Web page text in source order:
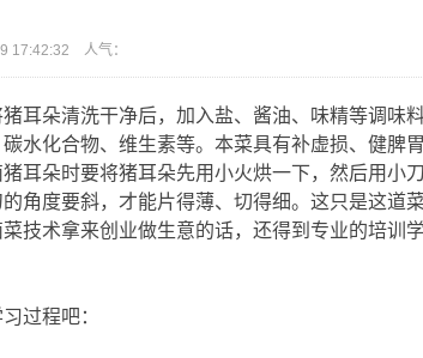
17:42:32 人气：
耳朵清洗干净后，加入盐、酱油、味精等调味
水化合物、维生素等。本菜具有补虚损、健脾
耳朵时要将猪耳朵先用小火烘一下，然后用小
角度要斜，才能片得薄、切得细。这只是这道
技术拿来创业做生意的话，还得到专业的培训
过程吧：